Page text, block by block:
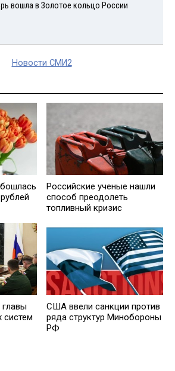
вошла в Золотое кольцо России
Новости СМИ2
Российские ученые нашли
способ преодолеть
топливный кризис
систем
США ввели санкции против
ряда структур Минобороны
РФ